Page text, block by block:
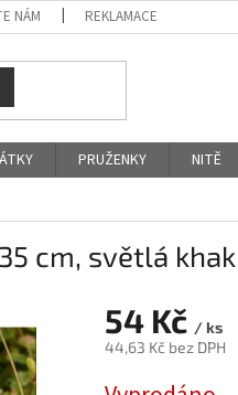
NÁM REKLAMACE
PRUŽENKY NITĚ
cm, světlá
54 Kč / ks
44,63 Kč bez DPH